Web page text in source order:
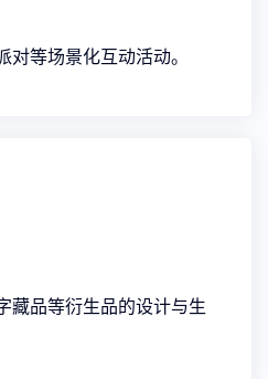
对等场景化互动活动。
藏品等衍生品的设计与生